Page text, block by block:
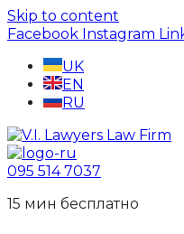
Skip to content
Facebook Instagram
UK
EN
RU
095 514 7037
15 мин беcплатно